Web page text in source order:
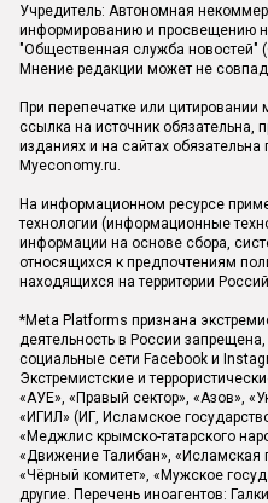
Учредитель: Автономная
информированию и просвещению
"Общественная служба новостей"
Мнение редакции может не
При перепечатке или
ссылка на источник обязательна,
изданиях и на сайтах
Myeconomy.ru.
На информационном ресурсе
технологии (информационные
информации на основе сбора,
относящихся к предпочтениям
находящихся на территории
*Meta Platforms признана
деятельность в России
социальные сети Facebook и
Экстремистские и
«АУЕ», «Правый сектор», «Азов»,
«ИГИЛ» (ИГ, Исламское
«Меджлис крымско-татарского
«Движение Талибан», «Исламская
«Чёрный комитет», «Мужское
другие. Перечень иноагентов: